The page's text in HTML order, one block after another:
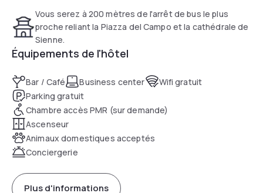
Vous serez à 200 mètres de l'arrêt de bus le plus
proche reliant la Piazza del Campo et la cathédrale de
Sienne.
Équipements de l'hôtel
Bar / Café Business center
Wifi gratuit
Parking gratuit
Chambre accès PMR (sur demande)
Ascenseur
Animaux domestiques acceptés
Conciergerie
Plus d'informations